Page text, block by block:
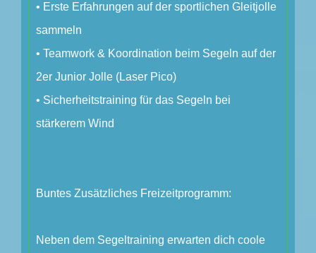
• Erste Erfahrungen auf der sportlichen Gleitjolle
sammeln
• Teamwork & Koordination beim Segeln auf der
2er Junior Jolle (Laser Pico)
• Sicherheitstraining für das Segeln bei
stärkerem Wind
Buntes Zusätzliches Freizeitprogramm:
Neben dem Segeltraining erwarten dich coole